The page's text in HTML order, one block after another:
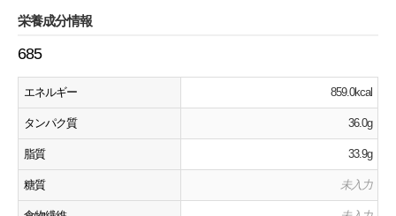
栄養成分情報
685
エネルギー 859.0kcal
タンパク質 36.0g
脂質 33.9g
糖質 未入力